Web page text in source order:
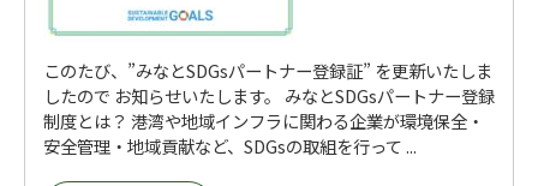
このたび、”みなとSDGsパートナー登録証” を更新いたしま
したので お知らせいたします。 みなとSDGsパートナー登録
制度とは？ 港湾や地域インフラに関わる企業が環境保全・
安全管理・地域貢献など、SDGsの取組を行って ...